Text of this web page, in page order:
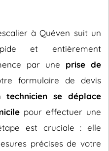
à Quéven suit un
et entièrement
par une prise de
formulaire de devis
technicien se déplace
pour effectuer une
est cruciale : elle
précises de votre